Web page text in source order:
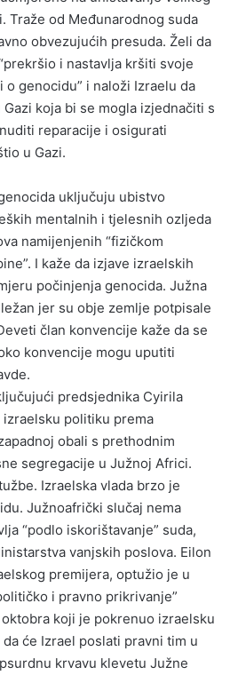
Traže od Međunarodnog suda
obvezujućih presuda. Želi da
i nastavlja kršiti svoje
genocidu” i naloži Izraelu da
koja bi se mogla izjednačiti s
reparacije i osigurati
u Gazi.
uključuju ubistvo
mentalnih i tjelesnih ozljeda
namijenjenih “fizičkom
I kaže da izjave izraelskih
počinjenja genocida. Južna
jer su obje zemlje potpisale
član konvencije kaže da se
konvencije mogu uputiti
predsjednika Cyirila
izraelsku politiku prema
obali s prethodnim
segregacije u Južnoj Africi.
Izraelska vlada brzo je
Južnoafrički slučaj nema
“podlo iskorištavanje” suda,
vanjskih poslova. Eilon
premijera, optužio je u
i pravno prikrivanje”
oktobra koji je pokrenuo izraelsku
će Izrael poslati pravni tim u
krvavu klevetu Južne